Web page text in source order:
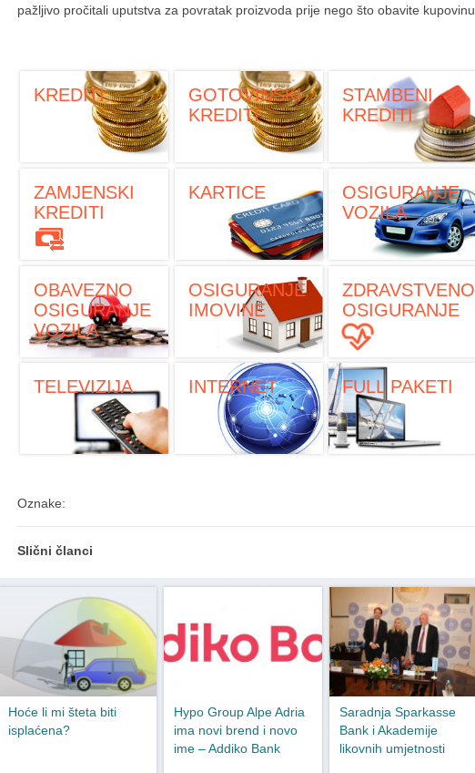
pažljivo pročitali uputstva za povratak proizvoda prije nego što obavite kupovinu.
KREDITI
GOTOVINSKI
KREDITI
STAMBENI
KREDITI
ZAMJENSKI
KREDITI
KARTICE
OSIGURANJE
VOZILA
OBAVEZNO
OSIGURANJE
VOZILA
OSIGURANJE
IMOVINE
ZDRAVSTVENO
OSIGURANJE
TELEVIZIJA INTERNET FULL PAKETI
Oznake:
Slični članci
Hoće li mi šteta biti
isplaćena?
Hypo Group Alpe Adria
ima novi brend i novo
ime – Addiko Bank
Saradnja Sparkasse
Bank i Akademije
likovnih umjetnosti